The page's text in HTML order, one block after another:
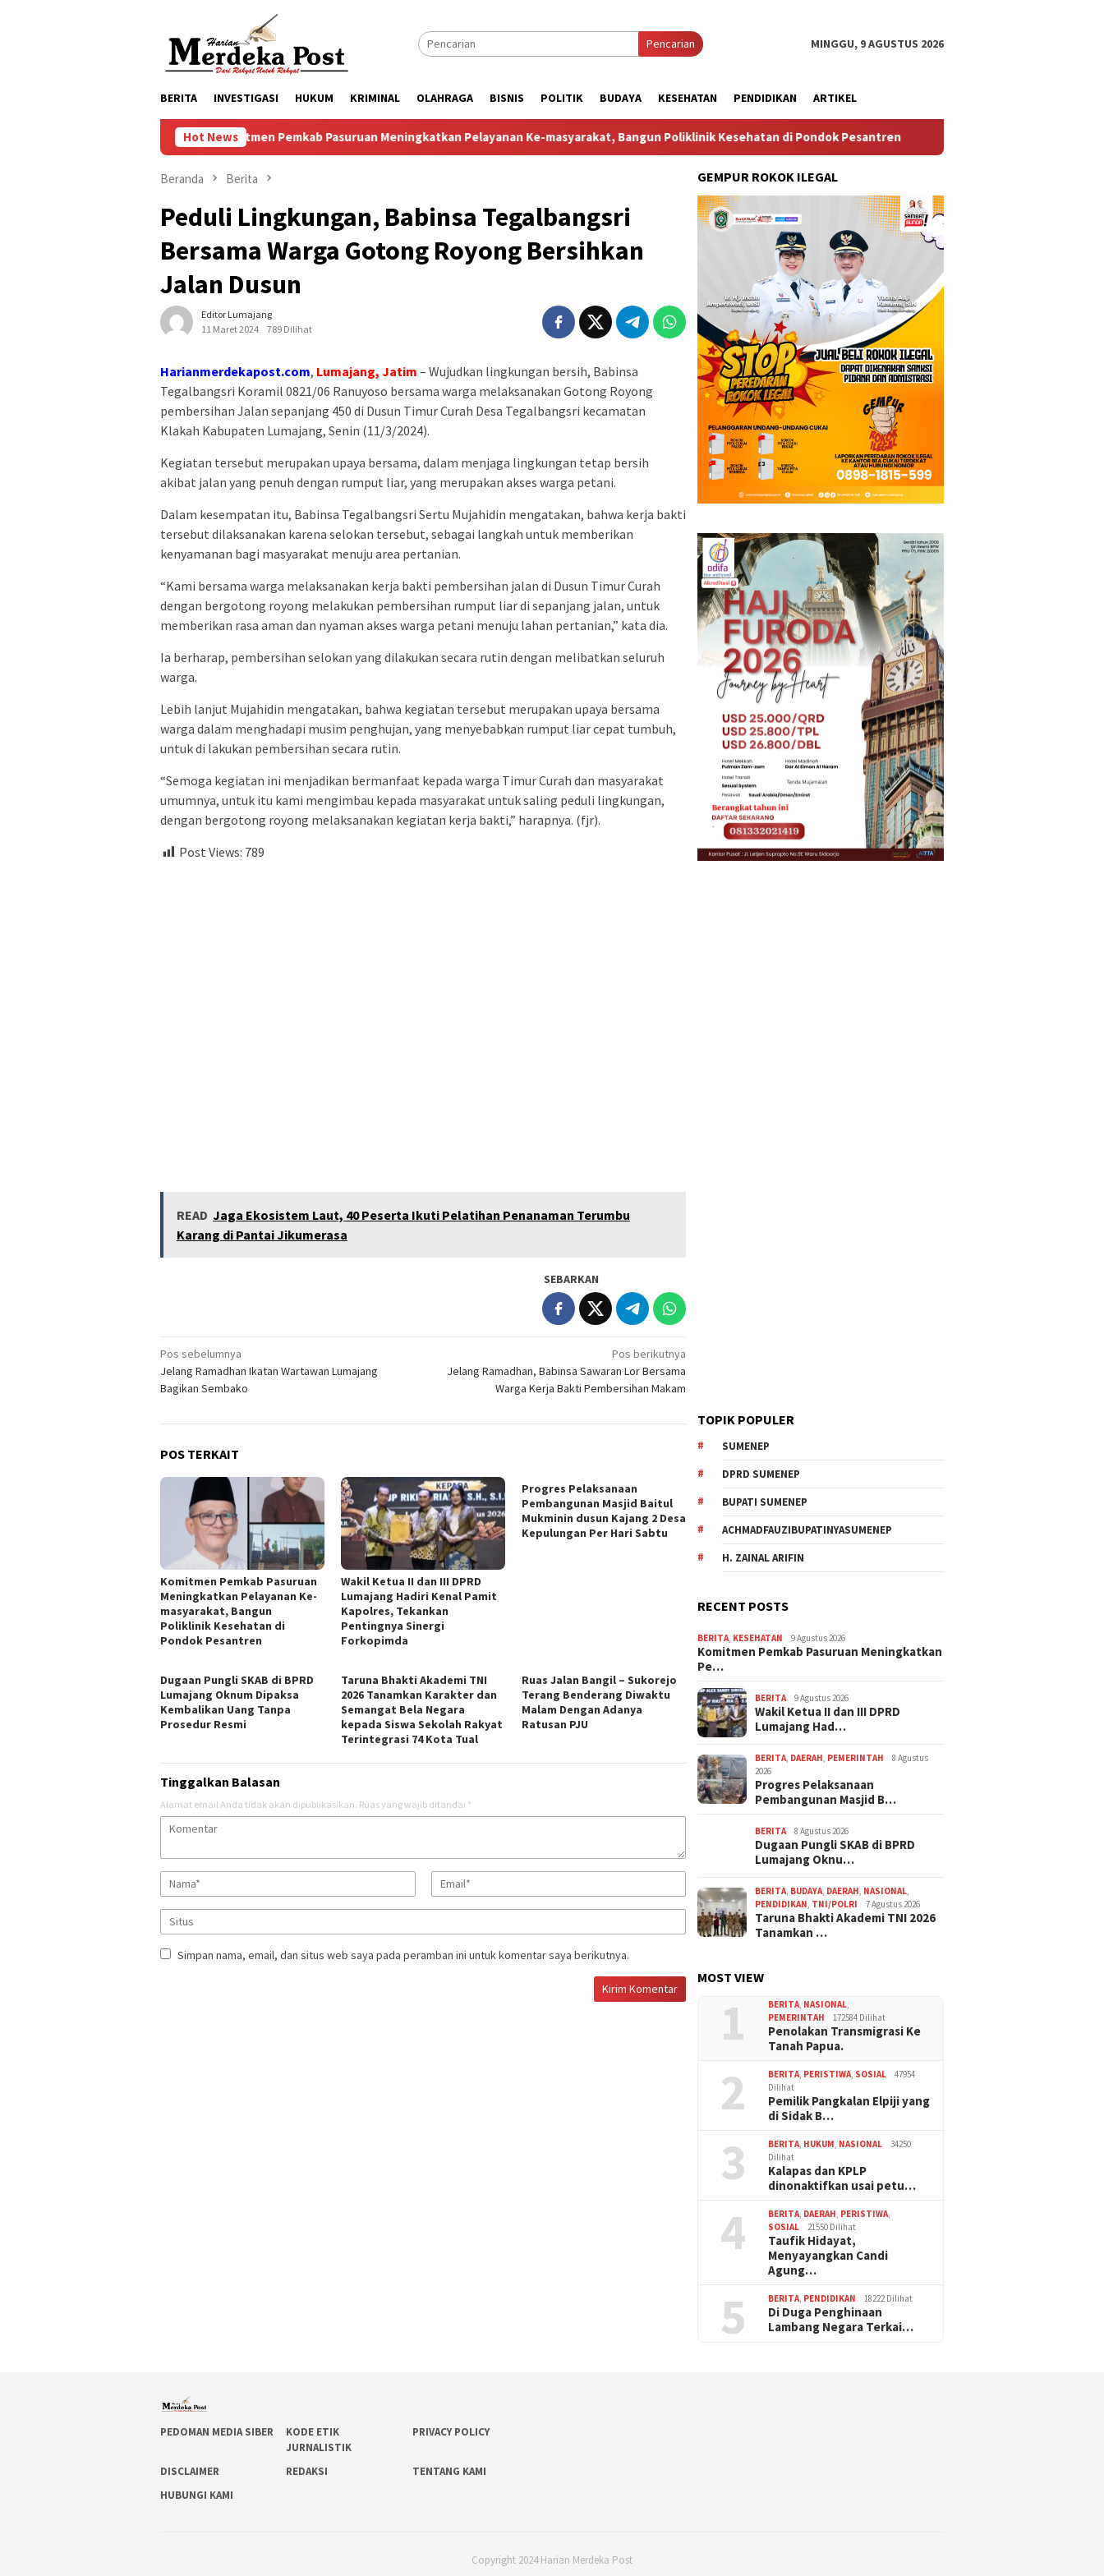
Pencarian MINGGU, 9 AGUSTUS 2026
BERITA INVESTIGASI HUKUM KRIMINAL OLAHRAGA BISNIS POLITIK BUDAYA KESEHATAN PENDIDIKAN ARTIKEL
Hot News
Komitmen Pemkab Pasuruan Meningkatkan Pelayanan Ke-masyarakat, Bangun Poliklinik Kesehatan di Pondok Pesantren Wakil Ketua II dan III DPRD Lumajang
Beranda Berita
Peduli Lingkungan, Babinsa Tegalbangsri
Bersama Warga Gotong Royong Bersihkan
Jalan Dusun
Editor Lumajang
11 Maret 2024
789 Dilihat
Harianmerdekapost.com, Lumajang, Jatim – Wujudkan lingkungan bersih, Babinsa
Tegalbangsri Koramil 0821/06 Ranuyoso bersama warga melaksanakan Gotong Royong
pembersihan Jalan sepanjang 450 di Dusun Timur Curah Desa Tegalbangsri kecamatan
Klakah Kabupaten Lumajang, Senin (11/3/2024).
Kegiatan tersebut merupakan upaya bersama, dalam menjaga lingkungan tetap bersih
akibat jalan yang penuh dengan rumput liar, yang merupakan akses warga petani.
Dalam kesempatan itu, Babinsa Tegalbangsri Sertu Mujahidin mengatakan, bahwa kerja bakti
tersebut dilaksanakan karena selokan tersebut, sebagai langkah untuk memberikan
kenyamanan bagi masyarakat menuju area pertanian.
“Kami bersama warga melaksanakan kerja bakti pembersihan jalan di Dusun Timur Curah
dengan bergotong royong melakukan pembersihan rumput liar di sepanjang jalan, untuk
memberikan rasa aman dan nyaman akses warga petani menuju lahan pertanian,” kata dia.
Ia berharap, pembersihan selokan yang dilakukan secara rutin dengan melibatkan seluruh
warga.
Lebih lanjut Mujahidin mengatakan, bahwa kegiatan tersebut merupakan upaya bersama
warga dalam menghadapi musim penghujan, yang menyebabkan rumput liar cepat tumbuh,
untuk di lakukan pembersihan secara rutin.
“Semoga kegiatan ini menjadikan bermanfaat kepada warga Timur Curah dan masyarakat
umumnya, untuk itu kami mengimbau kepada masyarakat untuk saling peduli lingkungan,
dengan bergotong royong melaksanakan kegiatan kerja bakti,” harapnya. (fjr).
Post Views: 789
READ Jaga Ekosistem Laut, 40 Peserta Ikuti Pelatihan Penanaman Terumbu
Karang di Pantai Jikumerasa
SEBARKAN
Navigasi
pos
Pos sebelumnya
Jelang Ramadhan Ikatan Wartawan Lumajang
Bagikan Sembako
Pos berikutnya
Jelang Ramadhan, Babinsa Sawaran Lor Bersama
Warga Kerja Bakti Pembersihan Makam
POS TERKAIT
Komitmen Pemkab Pasuruan
Meningkatkan Pelayanan Ke-
masyarakat, Bangun
Poliklinik Kesehatan di
Pondok Pesantren
Wakil Ketua II dan III DPRD
Lumajang Hadiri Kenal Pamit
Kapolres, Tekankan
Pentingnya Sinergi
Forkopimda
Progres Pelaksanaan
Pembangunan Masjid Baitul
Mukminin dusun Kajang 2 Desa
Kepulungan Per Hari Sabtu
Dugaan Pungli SKAB di BPRD
Lumajang Oknum Dipaksa
Kembalikan Uang Tanpa
Prosedur Resmi
Taruna Bhakti Akademi TNI
2026 Tanamkan Karakter dan
Semangat Bela Negara
kepada Siswa Sekolah Rakyat
Terintegrasi 74 Kota Tual
Ruas Jalan Bangil – Sukorejo
Terang Benderang Diwaktu
Malam Dengan Adanya
Ratusan PJU
Tinggalkan Balasan
Alamat email Anda tidak akan dipublikasikan. Ruas yang wajib ditandai *
Simpan nama, email, dan situs web saya pada peramban ini untuk komentar saya berikutnya.
GEMPUR ROKOK ILEGAL
TOPIK POPULER
SUMENEP
DPRD SUMENEP
BUPATI SUMENEP
ACHMADFAUZIBUPATINYASUMENEP
H. ZAINAL ARIFIN
RECENT POSTS
BERITA, KESEHATAN 9 Agustus 2026
Komitmen Pemkab Pasuruan Meningkatkan
Pe…
BERITA 9 Agustus 2026
Wakil Ketua II dan III DPRD
Lumajang Had…
BERITA, DAERAH, PEMERINTAH
8 Agustus
2026
Progres Pelaksanaan
Pembangunan Masjid B…
BERITA 8 Agustus 2026
Dugaan Pungli SKAB di BPRD
Lumajang Oknu…
BERITA, BUDAYA, DAERAH, NASIONAL,
PENDIDIKAN, TNI/POLRI 7 Agustus 2026
Taruna Bhakti Akademi TNI 2026
Tanamkan …
MOST VIEW
1 BERITA, NASIONAL,
PEMERINTAH
172584 Dilihat
Penolakan Transmigrasi Ke
Tanah Papua.
2 BERITA, PERISTIWA, SOSIAL
47954
Dilihat
Pemilik Pangkalan Elpiji yang
di Sidak B…
3 BERITA, HUKUM, NASIONAL
34250
Dilihat
Kalapas dan KPLP
dinonaktifkan usai petu…
4 BERITA, DAERAH, PERISTIWA,
SOSIAL
21550 Dilihat
Taufik Hidayat,
Menyayangkan Candi
Agung…
5 BERITA, PENDIDIKAN 18222 Dilihat
Di Duga Penghinaan
Lambang Negara Terkai…
PEDOMAN MEDIA SIBER
KODE ETIK
JURNALISTIK
PRIVACY POLICY
DISCLAIMER REDAKSI
TENTANG KAMI
HUBUNGI KAMI
Copyright 2024 Harian Merdeka Post